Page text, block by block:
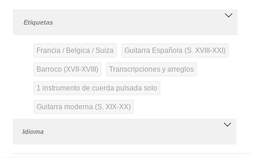
Etiquetas
Francia / Belgica / Suiza Guitarra Española (S. XVIII-XXI)
Barroco (XVII-XVIII) Transcripciones y arreglos
1 instrumento de cuerda pulsada solo
Guitarra moderna (S. XIX-XX)
Idioma